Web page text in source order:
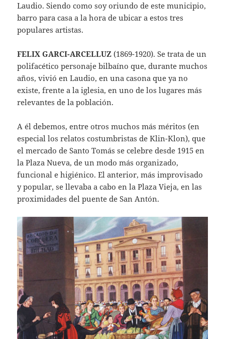
Laudio. Siendo como soy oriundo de este municipio,
barro para casa a la hora de ubicar a estos tres
populares artistas.
FELIX GARCI-ARCELLUZ (1869-1920). Se trata de un
polifacético personaje bilbaíno que, durante muchos
años, vivió en Laudio, en una casona que ya no
existe, frente a la iglesia, en uno de los lugares más
relevantes de la población.
A él debemos, entre otros muchos más méritos (en
especial los relatos costumbristas de Klin-Klon), que
el mercado de Santo Tomás se celebre desde 1915 en
la Plaza Nueva, de un modo más organizado,
funcional e higiénico. El anterior, más improvisado
y popular, se llevaba a cabo en la Plaza Vieja, en las
proximidades del puente de San Antón.